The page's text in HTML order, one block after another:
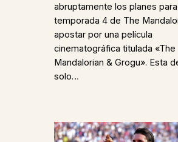
abruptamente los planes para
temporada 4 de The
apostar por una película
cinematográfica titulada «The
Mandalorian & Grogu». Esta
solo…